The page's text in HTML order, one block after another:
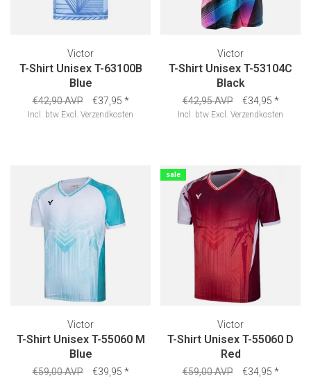
Victor
T-Shirt Unisex T-63100B
Blue
€42,90 AVP €37,95 *
Incl. btw Excl. Verzendkosten
Victor
T-Shirt Unisex T-53104C
Black
€42,95 AVP €34,95 *
Incl. btw Excl. Verzendkosten
Victor
T-Shirt Unisex T-55060 M
Blue
€59,00 AVP €39,95 *
sale
Victor
T-Shirt Unisex T-55060 D
Red
€59,00 AVP €34,95 *